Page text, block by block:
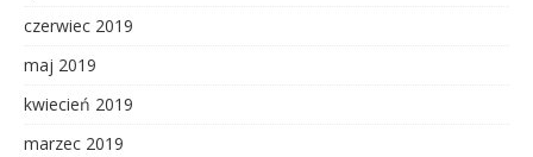
czerwiec 2019
maj 2019
kwiecień 2019
marzec 2019